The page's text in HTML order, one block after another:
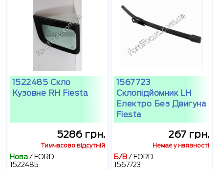
1522485 Скло
Кузовне RH Fiesta
5286 грн.
Тимчасово відсутній
Нова/ FORD
1522485
1567723
Склопідйомник LH
Електро Без Двигуна
Fiesta
267 грн.
Немає у наявності
Б/В/ FORD
1567723